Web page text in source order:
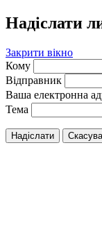
Надіслати
Закрити вікно
Кому
Відправник
Ваша електронна
Тема
Надіслати